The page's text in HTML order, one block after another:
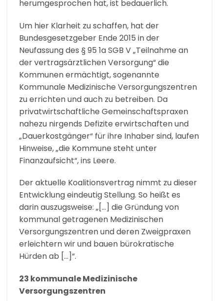
herumgesprochen hat, ist bedauerlich.
Um hier Klarheit zu schaffen, hat der
Bundesgesetzgeber Ende 2015 in der
Neufassung des § 95 1a SGB V „Teilnahme an
der vertragsärztlichen Versorgung“ die
Kommunen ermächtigt, sogenannte
Kommunale Medizinische Versorgungszentren
zu errichten und auch zu betreiben. Da
privatwirtschaftliche Gemeinschaftspraxen
nahezu nirgends Defizite erwirtschaften und
„Dauerkostgänger“ für ihre Inhaber sind, laufen
Hinweise, „die Kommune steht unter
Finanzaufsicht“, ins Leere.
Der aktuelle Koalitionsvertrag nimmt zu dieser
Entwicklung eindeutig Stellung. So heißt es
darin auszugsweise: „[…] die Gründung von
kommunal getragenen Medizinischen
Versorgungszentren und deren Zweigpraxen
erleichtern wir und bauen bürokratische
Hürden ab […]“.
23 kommunale Medizinische
Versorgungszentren